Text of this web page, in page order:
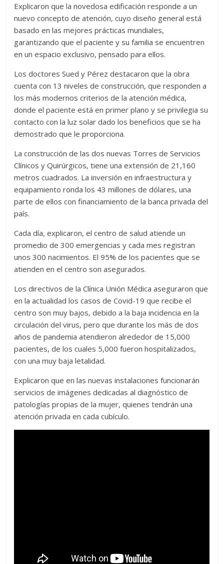
Explicaron que la nove­dosa edificación respon­de a un
nuevo concepto de atención, cuyo diseño general está
basado en las mejores prácticas mundia­les,
garantizando que el paciente y su familia se encuentren
en un espacio exclusivo, pensado para ellos.
Los doctores Sued y Pé­rez destacaron que la obra
cuenta con 13 ni­veles de construcción, que responden a
los más modernos criterios de la atención médica,
donde el paciente está en pri­mer plano y se privile­gia su
contacto con la luz solar dado los beneficios que se ha
demostrado que le proporciona.
La construcción de las dos nuevas Torres de Ser­vicios
Clínicos y Quirúrgi­cos, tiene una extensión de 21,160
metros cuadrados. La inversión en infraestruc­tura y
equipamiento ronda los 43 millones de dólares, una
parte de ellos con finan­ciamiento de la banca priva­da del
país.
Cada día, explicaron, el centro de salud atiende un
promedio de 300 emergen­cias y cada mes registran
unos 300 nacimientos. El 95% de los pacientes que se
atienden en el centro son asegurados.
Los directivos de la Clínica Unión Médica aseguraron que
en la actualidad los casos de Covid-19 que recibe el
centro son muy bajos, debido a la baja inciden­cia en la
circulación del virus, pero que durante los más de dos
años de pandemia atendieron alrededor de 15,000
pacientes, de los cuales 5,000 fueron hospitali­zados,
con una muy ba­ja letalidad.
Explicaron que en las nuevas instalaciones funcionarán
servicios de imágenes dedica­das al diagnóstico de
patologías propias de la mujer, quienes tendrán una
atención privada en cada cubículo.